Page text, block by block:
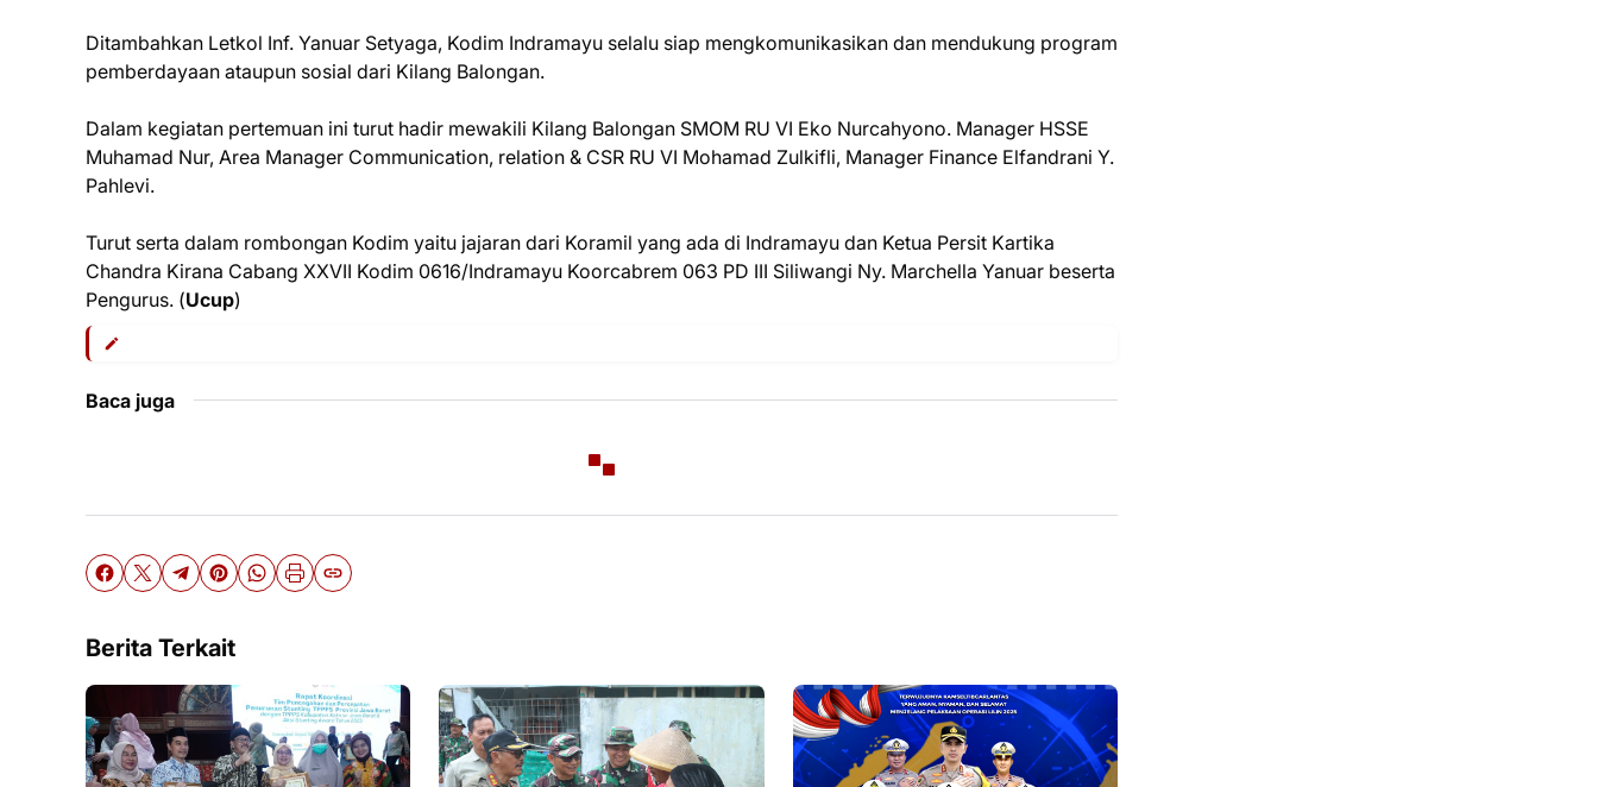
Ditambahkan Letkol Inf. Yanuar Setyaga, Kodim Indramayu selalu siap mengkomunikasikan dan mendukung program
pemberdayaan ataupun sosial dari Kilang Balongan.
Dalam kegiatan pertemuan ini turut hadir mewakili Kilang Balongan SMOM RU VI Eko Nurcahyono. Manager HSSE
Muhamad Nur, Area Manager Communication, relation & CSR RU VI Mohamad Zulkifli, Manager Finance Elfandrani Y.
Pahlevi.
Turut serta dalam rombongan Kodim yaitu jajaran dari Koramil yang ada di Indramayu dan Ketua Persit Kartika
Chandra Kirana Cabang XXVII Kodim 0616/Indramayu Koorcabrem 063 PD III Siliwangi Ny. Marchella Yanuar beserta
Pengurus. (Ucup)
Baca juga
Berita Terkait